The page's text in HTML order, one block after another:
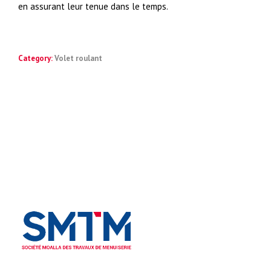
en assurant leur tenue dans le temps.
Category:Volet roulant